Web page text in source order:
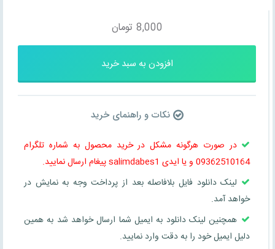
8,000 تومان
افزودن به سبد خرید
نکات و راهنمای خرید
در صورت هرگونه مشکل در خرید محصول به شماره تلگرام
09362510164 و یا ایدی salimdabes1 پیغام ارسال نمایید.
لینک دانلود فایل بلافاصله بعد از پرداخت وجه به نمایش در
خواهد آمد.
همچنین لینک دانلود به ایمیل شما ارسال خواهد شد به همین
دلیل ایمیل خود را به دقت وارد نمایید.